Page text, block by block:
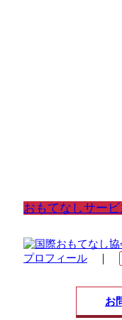
おもてなしサービ
プロフィール
お